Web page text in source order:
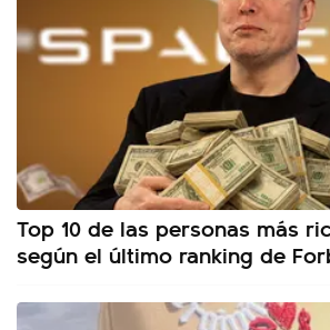
Top 10 de las personas más
según el último ranking de